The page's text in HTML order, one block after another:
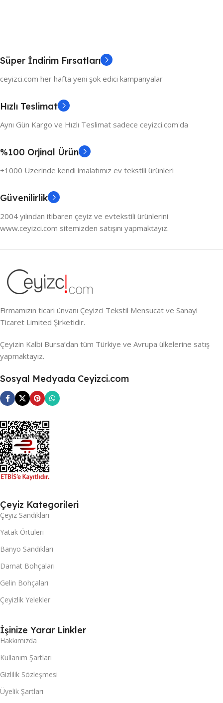
Süper İndirim Fırsatları
ceyizci.com her hafta yeni şok edici kampanyalar
Hızlı Teslimat
Aynı Gün Kargo ve Hızlı Teslimat sadece ceyizci.com'da
%100 Orjinal Ürün
+1000 Üzerinde kendi imalatımız ev tekstili ürünleri
Güvenilirlik
2004 yılından itibaren çeyiz ve evtekstili ürünlerini
www.ceyizci.com sitemizden satışını yapmaktayız.
Firmamızın ticari ünvanı Çeyizci Tekstil Mensucat ve Sanayi
Ticaret Limited Şirketidir.
Çeyizin Kalbi Bursa’dan tüm Türkiye ve Avrupa ülkelerine satış
yapmaktayız.
Sosyal Medyada Ceyizci.com
Çeyiz Kategorileri
Çeyiz Sandıkları
Yatak Örtüleri
Banyo Sandıkları
Damat Bohçaları
Gelin Bohçaları
Çeyizlik Yelekler
İşinize Yarar Linkler
Hakkımızda
Kullanım Şartları
Gizlilik Sözleşmesi
Üyelik Şartları